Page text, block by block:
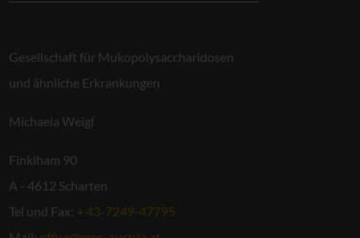
Gesellschaft für Mukopolysaccharidosen
und ähnliche Erkrankungen
Michaela Weigl
Finklham 90
A - 4612 Scharten
Tel und Fax: + 43-7249-47795